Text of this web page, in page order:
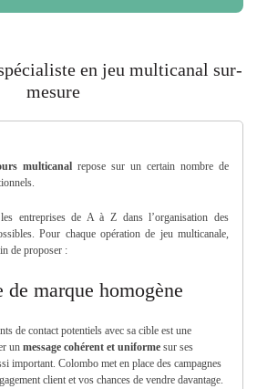
en jeu multicanal sur-
mesure
multicanal repose sur un certain nombre de
entreprises de A à Z dans l’organisation des
Pour chaque opération de jeu multicanale,
de proposer :
de marque homogène
de contact potentiels avec sa cible est une
un message cohérent et uniforme sur ses
important. Colombo met en place des campagnes
client et vos chances de vendre davantage.